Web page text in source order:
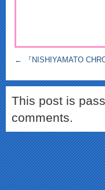
← 『NISHIYAMATO
This post is
comments.